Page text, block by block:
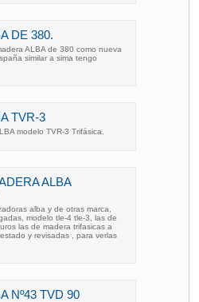
DE 380.
ALBA de 380 como nueva
similar a sima tengo
TVR-3
modelo TVR-3 Trifásica.
ALBA
alba y de otras marca,
modelo tle-4 tle-3, las de
las de madera trifasicas a
y revisadas , para verlas
Nº43 TVD 90